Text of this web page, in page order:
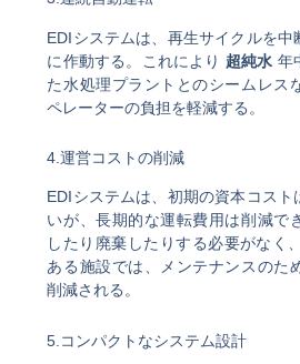
EDIシステムは、再生サイクルを中
に作動する。これにより 超純水 年
た水処理プラントとのシームレス
ペレーターの負担を軽減する。
4.運営コストの削減
EDIシステムは、初期の資本コスト
いが、長期的な運転費用は削減で
したり廃棄したりする必要がなく
ある施設では、メンテナンスのた
削減される。
5.コンパクトなシステム設計